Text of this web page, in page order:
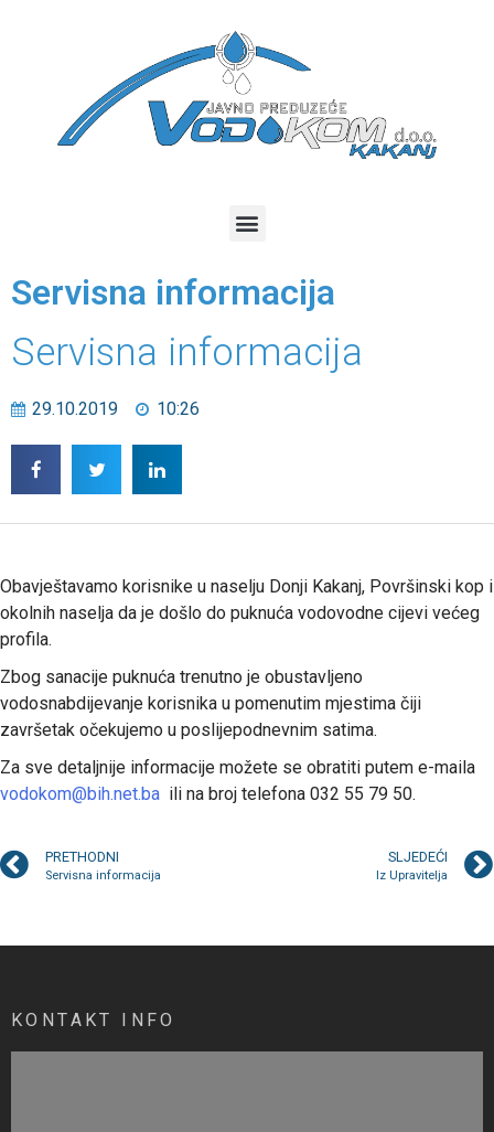
Servisna informacija
Servisna informacija
29.10.2019 10:26
Obavještavamo korisnike u naselju Donji Kakanj, Površinski kop i
okolnih naselja da je došlo do puknuća vodovodne cijevi većeg
profila.
Zbog sanacije puknuća trenutno je obustavljeno
vodosnabdijevanje korisnika u pomenutim mjestima čiji
završetak očekujemo u poslijepodnevnim satima.
Za sve detaljnije informacije možete se obratiti putem e-maila
vodokom@bih.net.ba ili na broj telefona 032 55 79 50.
PRETHODNI
Servisna informacija
SLJEDEĆI
Iz Upravitelja
KONTAKT INFO